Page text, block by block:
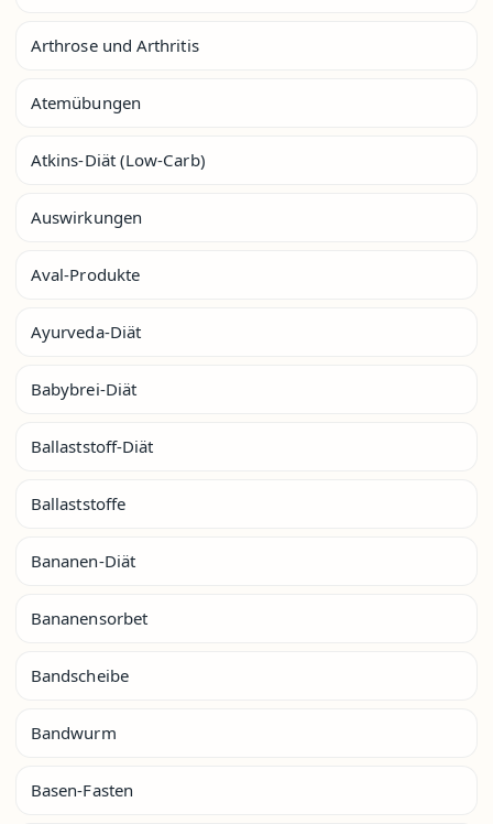
Arthrose und Arthritis
Atemübungen
Atkins-Diät (Low-Carb)
Auswirkungen
Aval-Produkte
Ayurveda-Diät
Babybrei-Diät
Ballaststoff-Diät
Ballaststoffe
Bananen-Diät
Bananensorbet
Bandscheibe
Bandwurm
Basen-Fasten